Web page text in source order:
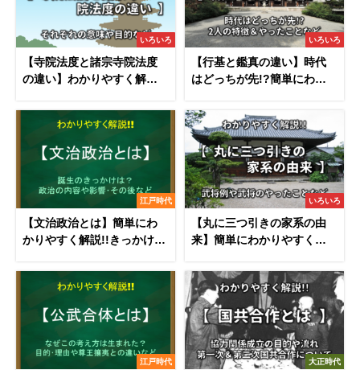
いろいろ
【寺院法度と諸宗寺院法度
の違い】わかりやすく解説!!
いろいろ
【行基と鑑真の違い】時代
はどっちが先!?簡単にわか
江戸時代
【文治政治とは】簡単にわ
かりやすく解説!!きっかけや
いろいろ
【丸に三つ引きの家系の由
来】簡単にわかりやすく解
と
江戸時代 大正時代